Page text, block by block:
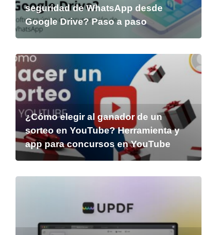
seguridad de WhatsApp desde
Google Drive? Paso a paso
¿Cómo elegir al ganador de un
sorteo en YouTube? Herramienta y
app para concursos en YouTube